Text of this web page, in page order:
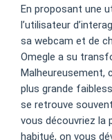
En proposant une
l’utilisateur
sa webcam et de
Omegle a su
Malheureusement,
plus grande
se retrouve
vous découvriez la
habitué, on vous